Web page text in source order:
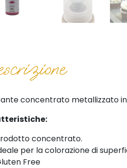
concentrato metallizzato in
concentrato.
per la colorazione di
Free